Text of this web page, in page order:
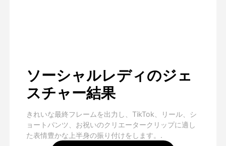
ソーシャルレディのジェ
スチャー結果
きれいな最終フレームを出力し、TikTok、リール、シ
ョートパンツ、お祝いのクリエータークリップに適し
た表情豊かな上半身の振り付けをします。.